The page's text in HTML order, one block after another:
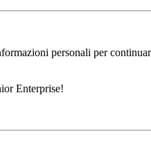
personali per
Enterprise!